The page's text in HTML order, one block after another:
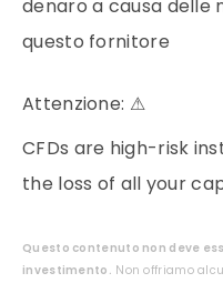
denaro a causa delle
questo fornitore
Attenzione: ⚠
CFDs are high-risk
the loss of all your
Questo contenuto non deve
investimento. Non offriamo